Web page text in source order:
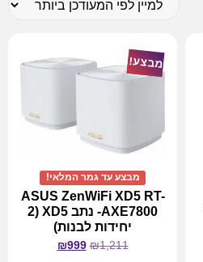
מבצע!
מבצע עד גמר המלאי!
ASUS ZenWiFi XD5 RT-
AXE7800- נתב XD5 (2
יחידות לבנות)
₪1,211
₪999